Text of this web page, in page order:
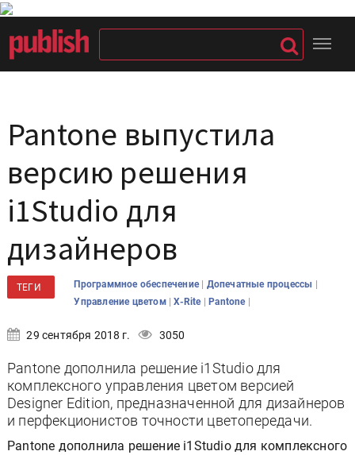
Pantone выпустила
версию решения
i1Studio для
дизайнеров
ТЕГИ Программное обеспечение | Допечатные процессы |
Управление цветом |X-Rite |Pantone |
29 сентября 2018 г. 3050
Pantone дополнила решение i1Studio для
комплексного управления цветом версией
Designer Edition, предназначенной для дизайнеров
и перфекционистов точности цветопередачи.
Pantone дополнила решение i1Studio для комплексного